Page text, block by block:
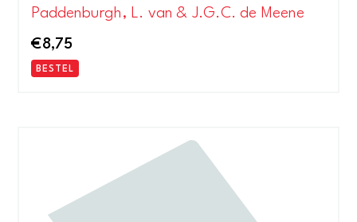
Paddenburgh, L. van & J.G.C. de Meene
€8,75
BESTEL